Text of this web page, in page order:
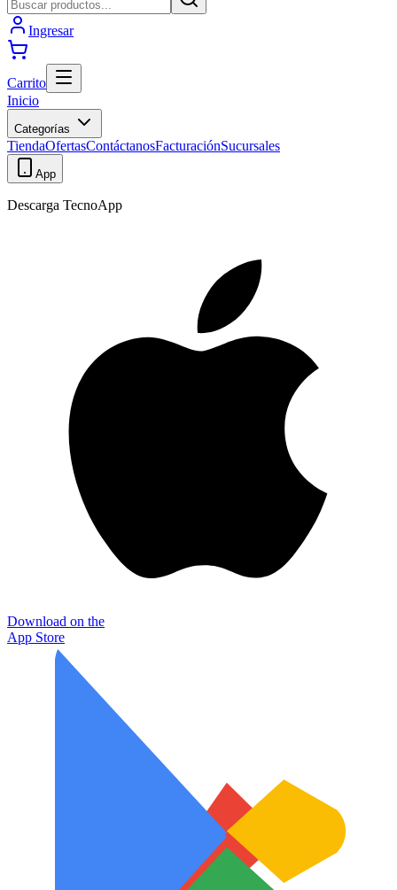
Ingresar
Carrito
Inicio
Categorías
TiendaOfertasContáctanosFacturaciónSucursales
App
Descarga TecnoApp
Download on the
App Store